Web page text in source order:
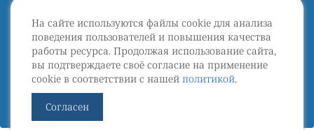
На сайте используются файлы cookie для анализа
поведения пользователей и повышения качества
работы ресурса. Продолжая использование сайта,
вы подтверждаете своё согласие на применение
cookie в соответствии с нашей политикой.
Согласен
О нас
Политика конфиденциальности
Политика защиты и обработки персональных данных
Пользовательское Соглашение
Договор оферты